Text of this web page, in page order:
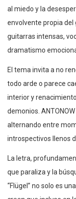
al miedo y la
envolvente propia
guitarras intensas,
dramatismo
El tema invita a no
todo arde o parece
interior y
demonios.
alternando entre
introspectivos llenos
La letra,
que paraliza y la
“Flügel” no solo es